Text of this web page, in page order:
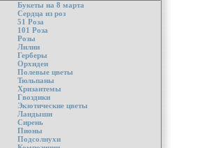
Букеты на 8 марта
Сердца из роз
51 Роза
101 Роза
Розы
Лилии
Герберы
Орхидеи
Полевые цветы
Тюльпаны
Хризантемы
Гвоздики
Экзотические цветы
Ландыши
Сирень
Пионы
Подсолнухи